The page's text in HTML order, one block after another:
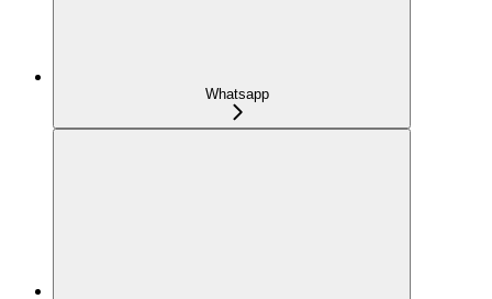
Whatsapp